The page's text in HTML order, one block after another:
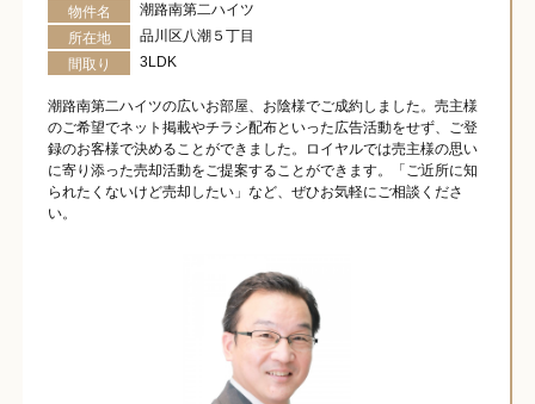
物件名
潮路南第二ハイツ
所在地
品川区八潮５丁目
間取り
3LDK
潮路南第二ハイツの広いお部屋、お陰様でご成約しました。売主様
のご希望でネット掲載やチラシ配布といった広告活動をせず、ご登
録のお客様で決めることができました。ロイヤルでは売主様の思い
に寄り添った売却活動をご提案することができます。「ご近所に知
られたくないけど売却したい」など、ぜひお気軽にご相談くださ
い。